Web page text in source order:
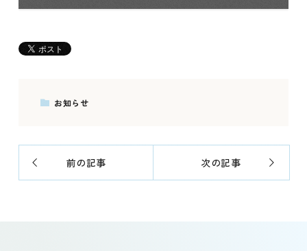
お知らせ
前の記事 次の記事